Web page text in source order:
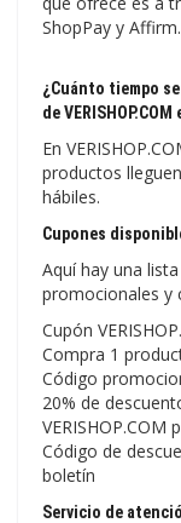
ShopPay y Affirm.
¿Cuánto tiempo
de
En
productos
hábiles.
Cupones
Aquí hay una
promocionales y
Cupón
Compra 1
Código
20% de
VERISHOP.COM
Código de
boletín
Servicio de